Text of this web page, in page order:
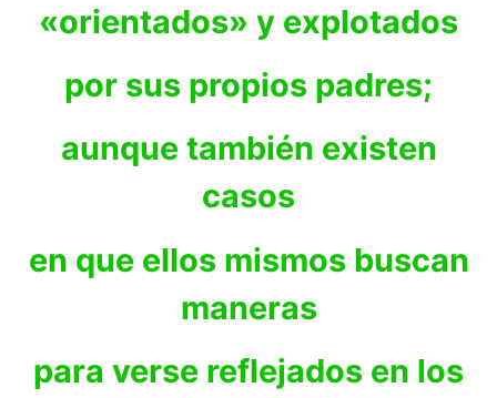
«orientados» y explotados
por sus propios padres;
aunque también existen
casos
en que ellos mismos buscan
maneras
para verse reflejados en los